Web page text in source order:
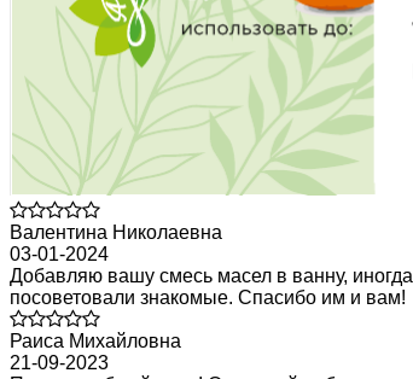
Валентина Николаевна
03-01-2024
Добавляю вашу смесь масел в ванну,
посоветовали знакомые. Спасибо им и вам!
Раиса Михайловна
21-09-2023